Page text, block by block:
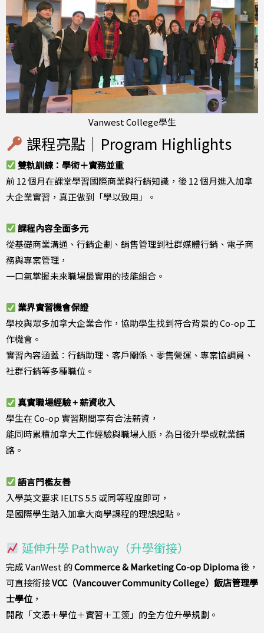
Vanwest College學生
課程亮點｜Program Highlights
雙軌訓練：學術＋實務並重
前 12 個月在課堂學習國際商業與行銷知識，後 12 個月進入加拿
大企業實習，真正做到「學以致用」。
課程內容全面多元
從基礎商業溝通、行銷企劃、銷售管理到社群媒體行銷、電子商
務與專案管理，
一口氣掌握未來職場最實用的技能組合。
業界實習機會保證
學校與眾多加拿大企業合作，協助學生找到符合背景的 Co-op 工
作機會。
實習內容涵蓋：行銷助理、客戶關係、零售營運、專案協調員、
社群行銷等多種職位。
真實職場經驗 + 薪資收入
學生在 Co-op 實習期間享有合法薪資，
能同時累積加拿大工作經驗與職場人脈，為日後升學或就業鋪
路。
語言門檻友善
入學英文要求 IELTS 5.5 或同等程度即可，
是國際學生踏入加拿大商學課程的理想起點。
延伸升學 Pathway（升學銜接）
完成 VanWest 的Commerce & Marketing Co-op Diploma後，
可直接銜接VCC（Vancouver Community College）飯店管理學
士學位 ，
開啟「文憑＋學位＋實習＋工簽」的全方位升學規劃。